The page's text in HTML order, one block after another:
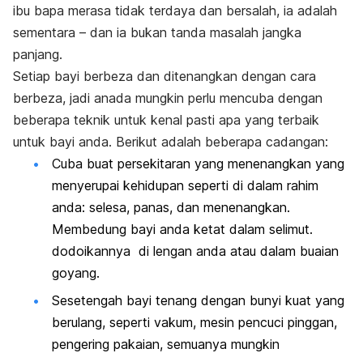
ibu bapa merasa tidak terdaya dan bersalah, ia adalah
sementara – dan ia bukan tanda masalah jangka
panjang.
Setiap bayi berbeza dan ditenangkan dengan cara
berbeza, jadi anada mungkin perlu mencuba dengan
beberapa teknik untuk kenal pasti apa yang terbaik
untuk bayi anda. Berikut adalah beberapa cadangan:
Cuba buat persekitaran yang menenangkan yang
menyerupai kehidupan seperti di dalam rahim
anda: selesa, panas, dan menenangkan.
Membedung bayi anda ketat dalam selimut.
dodoikannya di lengan anda atau dalam buaian
goyang.
Sesetengah bayi tenang dengan bunyi kuat yang
berulang, seperti vakum, mesin pencuci pinggan,
pengering pakaian, semuanya mungkin